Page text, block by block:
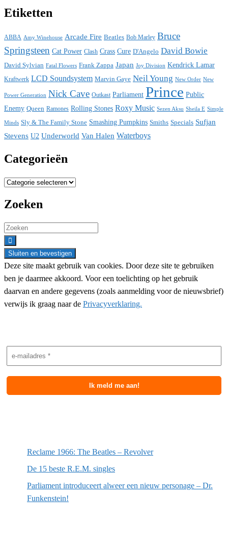
Etiketten
ABBA Amy Winehouse Arcade Fire Beatles Bob Marley Bruce
Springsteen Cat Power Clash Crass Cure D'Angelo David Bowie
David Sylvian Fatal Flowers Frank Zappa Japan Joy Division Kendrick Lamar
Kraftwerk LCD Soundsystem Marvin Gaye Neil Young New Order New
Power Generation Nick Cave Outkast Parliament Prince Public
Enemy Queen Ramones Rolling Stones Roxy Music Sezen Aksu Sheila E Simple
Minds Sly & The Family Stone Smashing Pumpkins Smiths Specials Sufjan
Stevens U2 Underworld Van Halen Waterboys
Categorieën
Categorieën
Zoeken
Search
for:
Deze site maakt gebruik van cookies. Door deze site te gebruiken
ben je daarmee akkoord. Voor een toelichting op het gebruik
daarvan en andere gegevens (zoals aanmelding voor de nieuwsbrief)
verwijs ik graag naar de Privacyverklaring.
Reclame 1966: The Beatles – Revolver
De 15 beste R.E.M. singles
Parliament introduceert alweer een nieuw personage – Dr.
Funkenstein!